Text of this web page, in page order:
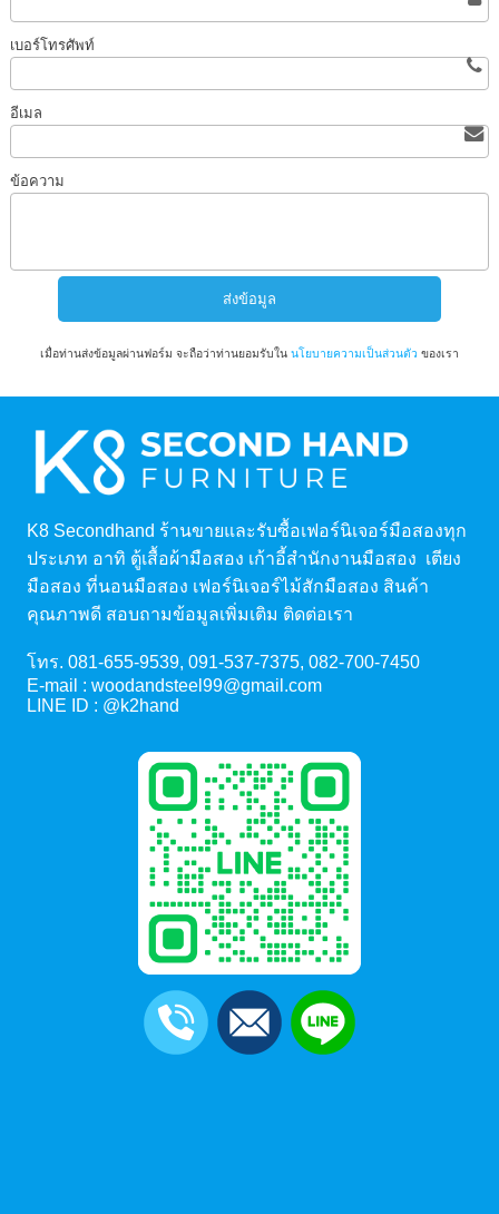
เบอร์โทรศัพท์
อีเมล
ข้อความ
เมื่อท่านส่งข้อมูลผ่านฟอร์ม จะถือว่าท่านยอมรับในนโยบายความเป็นส่วนตัว ของเรา
K8 Secondhand ร้านขายและรับซื้อเฟอร์นิเจอร์มือสองทุก
ประเภท อาทิ ตู้เสื้อผ้ามือสอง เก้าอี้สำนักงานมือสอง เตียง
มือสอง ที่นอนมือสอง เฟอร์นิเจอร์ไม้สักมือสอง สินค้า
คุณภาพดี สอบถามข้อมูลเพิ่มเติม ติดต่อเรา
โทร. 081-655-9539, 091-537-7375, 082-700-7450
E-mail : woodandsteel99@gmail.com
LINE ID : @k2hand